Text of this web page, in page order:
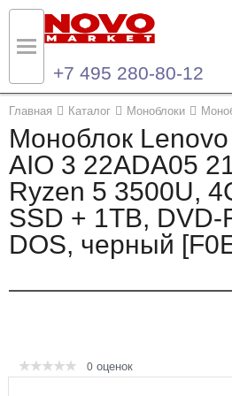
+7 495 280-80-12
Главная Каталог Моноблоки
Моноблок
AIO 3 22ADA05
Ryzen 5 3500U,
SSD + 1TB, DVD-
DOS, черный
0 оценок
Назад
Каталог продукции
Ноутбуки и ультрабуки
Компьютеры
Назад
Контакты
Контактная информация